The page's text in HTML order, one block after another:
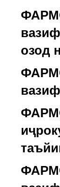
озод